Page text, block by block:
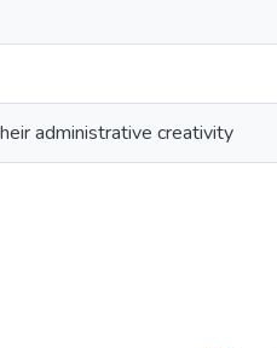
administrative creativity